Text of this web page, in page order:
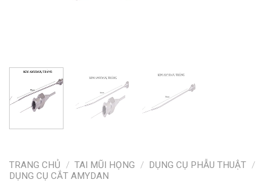
TRANG CHỦ / TAI MŨI HỌNG / DỤNG CỤ PHẪU THUẬT /
DỤNG CỤ CẮT AMYDAN